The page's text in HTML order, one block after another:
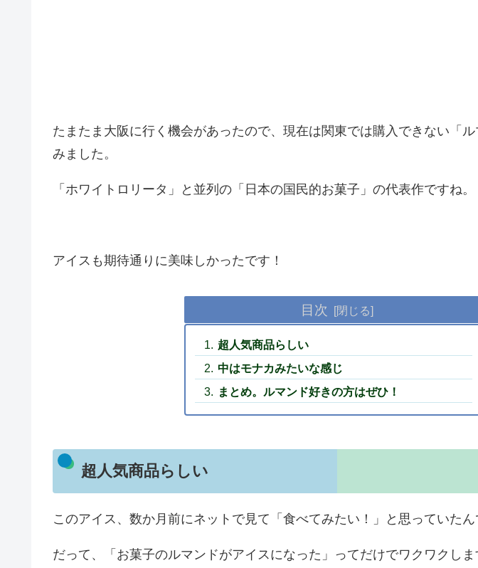
たまたま大阪に行く機会があったので、現在は関東では購入できない「
みました。
「ホワイトロリータ」と並列の「日本の国民的お菓子」の代表作ですね。
アイスも期待通りに美味しかったです！
目次
超人気商品らしい
中はモナカみたいな感じ
まとめ。ルマンド好きの方はぜひ！
超人気商品らしい
このアイス、数か月前にネットで見て「食べてみたい！」と思っていたん
だって、「お菓子のルマンドがアイスになった」ってだけでワクワクし